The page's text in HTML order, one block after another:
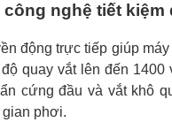
nghệ tiết kiệm
động trực tiếp giúp máy
quay vắt lên đến 1400
cứng đầu và vắt khô
phơi.